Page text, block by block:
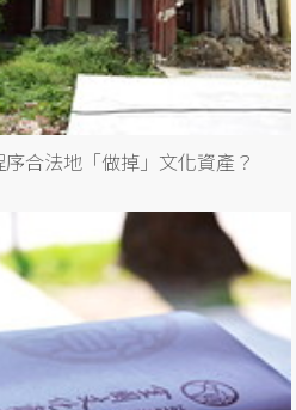
合法地「做掉」文化資產？